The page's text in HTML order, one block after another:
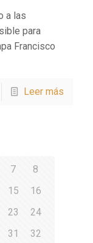
a las
para
Francisco
Leer más
7
8
15
16
23
24
31
32